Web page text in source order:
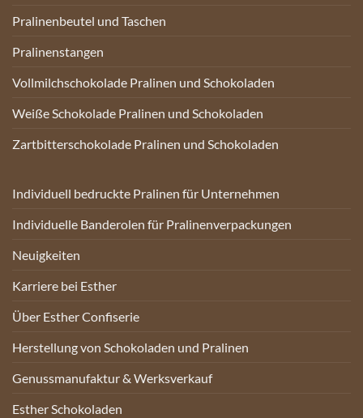
Pralinenbeutel und Taschen
Pralinenstangen
Vollmilchschokolade Pralinen und Schokoladen
Weiße Schokolade Pralinen und Schokoladen
Zartbitterschokolade Pralinen und Schokoladen
Individuell bedruckte Pralinen für Unternehmen
Individuelle Banderolen für Pralinenverpackungen
Neuigkeiten
Karriere bei Esther
Über Esther Confiserie
Herstellung von Schokoladen und Pralinen
Genussmanufaktur & Werksverkauf
Esther Schokoladen